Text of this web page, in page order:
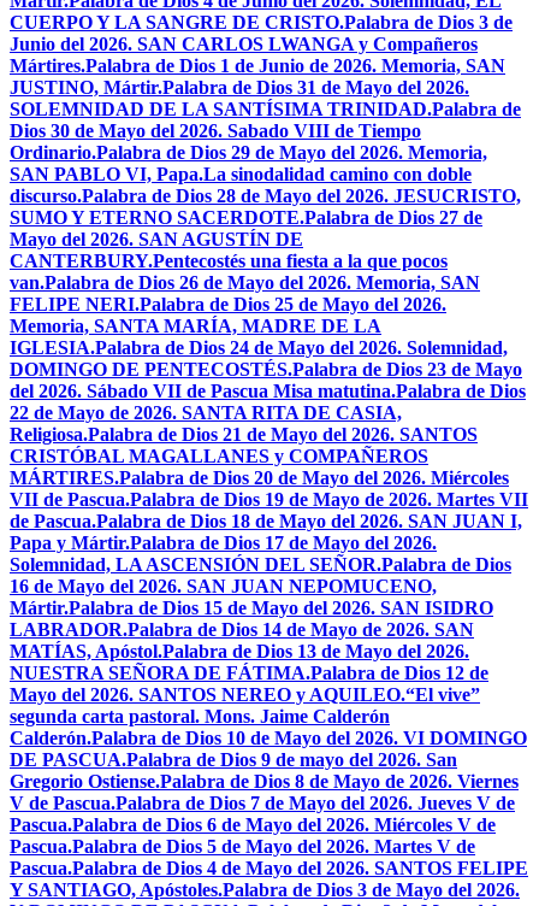
CUERPO Y LA SANGRE DE CRISTO.Palabra de Dios 3 de
Junio del 2026. SAN CARLOS LWANGA y Compañeros
Mártires.Palabra de Dios 1 de Junio de 2026. Memoria, SAN
JUSTINO, Mártir.Palabra de Dios 31 de Mayo del 2026.
SOLEMNIDAD DE LA SANTÍSIMA TRINIDAD.Palabra de
Dios 30 de Mayo del 2026. Sabado VIII de Tiempo
Ordinario.Palabra de Dios 29 de Mayo del 2026. Memoria,
SAN PABLO VI, Papa.La sinodalidad camino con doble
discurso.Palabra de Dios 28 de Mayo del 2026. JESUCRISTO,
SUMO Y ETERNO SACERDOTE.Palabra de Dios 27 de
Mayo del 2026. SAN AGUSTÍN DE
CANTERBURY.Pentecostés una fiesta a la que pocos
van.Palabra de Dios 26 de Mayo del 2026. Memoria, SAN
FELIPE NERI.Palabra de Dios 25 de Mayo del 2026.
Memoria, SANTA MARÍA, MADRE DE LA
IGLESIA.Palabra de Dios 24 de Mayo del 2026. Solemnidad,
DOMINGO DE PENTECOSTÉS.Palabra de Dios 23 de Mayo
del 2026. Sábado VII de Pascua Misa matutina.Palabra de Dios
22 de Mayo de 2026. SANTA RITA DE CASIA,
Religiosa.Palabra de Dios 21 de Mayo del 2026. SANTOS
CRISTÓBAL MAGALLANES y COMPAÑEROS
MÁRTIRES.Palabra de Dios 20 de Mayo del 2026. Miércoles
VII de Pascua.Palabra de Dios 19 de Mayo de 2026. Martes VII
de Pascua.Palabra de Dios 18 de Mayo del 2026. SAN JUAN I,
Papa y Mártir.Palabra de Dios 17 de Mayo del 2026.
Solemnidad, LA ASCENSIÓN DEL SEÑOR.Palabra de Dios
16 de Mayo del 2026. SAN JUAN NEPOMUCENO,
Mártir.Palabra de Dios 15 de Mayo del 2026. SAN ISIDRO
LABRADOR.Palabra de Dios 14 de Mayo de 2026. SAN
MATÍAS, Apóstol.Palabra de Dios 13 de Mayo del 2026.
NUESTRA SEÑORA DE FÁTIMA.Palabra de Dios 12 de
Mayo del 2026. SANTOS NEREO y AQUILEO.“El vive”
segunda carta pastoral. Mons. Jaime Calderón
Calderón.Palabra de Dios 10 de Mayo del 2026. VI DOMINGO
DE PASCUA.Palabra de Dios 9 de mayo del 2026. San
Gregorio Ostiense.Palabra de Dios 8 de Mayo de 2026. Viernes
V de Pascua.Palabra de Dios 7 de Mayo del 2026. Jueves V de
Pascua.Palabra de Dios 6 de Mayo del 2026. Miércoles V de
Pascua.Palabra de Dios 5 de Mayo del 2026. Martes V de
Pascua.Palabra de Dios 4 de Mayo del 2026. SANTOS FELIPE
Y SANTIAGO, Apóstoles.Palabra de Dios 3 de Mayo del 2026.